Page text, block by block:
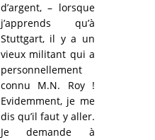
d’argent, – lorsque
j’apprends qu’à
Stuttgart, il y a un
vieux militant qui a
personnellement
connu M.N. Roy !
Evidemment, je me
dis qu’il faut y aller.
Je demande à